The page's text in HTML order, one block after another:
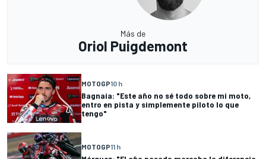
Más de
Oriol Puigdemont
MOTOGP10 h
Bagnaia: "Este año no sé todo sobre mi moto,
entro en pista y simplemente piloto lo que
tengo"
MOTOGP11 h